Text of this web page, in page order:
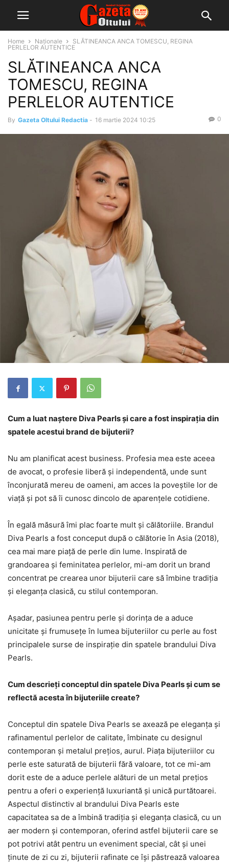
Home Naționale
SLĂTINEANCA ANCA TOMESCU, REGINA
PERLELOR AUTENTICE
SLĂTINEANCA ANCA
TOMESCU, REGINA
PERLELOR AUTENTICE
By Gazeta Oltului Redactia - 16 martie 2024 10:25 0
Cum a luat naștere Diva Pearls și care a fost inspirația din
spatele acestui brand de bijuterii?
Nu am planificat acest business. Profesia mea este aceea
de avocat, o profesie liberă și independentă, unde sunt
înconjurată mereu de oameni, am acces la poveștile lor de
viață și pot să îi cunosc dincolo de aparențele cotidiene.
În egală măsură îmi plac foarte mult și călătoriile. Brandul
Diva Pearls a fost conceput după o călătorie în Asia (2018),
cea mai mare piață de perle din lume. Inspirată de
grandoarea și feminitatea perlelor, mi-am dorit un brand
concentrat pe crearea unor bijuterii care să îmbine tradiția
și eleganța clasică, cu stilul contemporan.
Așadar, pasiunea pentru perle și dorința de a aduce
unicitate și frumusețe în lumea bijuteriilor cu perle au fost
principalele surse de inspirație din spatele brandului Diva
Pearls.
Cum descrieți conceptul din spatele Diva Pearls și cum se
reflectă acesta în bijuteriile create?
Conceptul din spatele Diva Pearls se axează pe eleganța și
rafinamentul perlelor de calitate, îmbinate cu designul
contemporan și metalul prețios, aurul. Piața bijuteriilor cu
perle este saturată de bijuterii fără valoare, tot ce mi-am
dorit este de a aduce perlele alături de un metal prețios
pentru a oferi o experiență luxuriantă și unică purtătoarei.
Aspectul distinctiv al brandului Diva Pearls este
capacitatea sa de a îmbină tradiția și eleganța clasică, cu un
aer modern și contemporan, oferind astfel bijuterii care se
pot potrivi atât pentru un eveniment special, cât și unei
ținute de zi cu zi, bijuterii rafinate ce își păstrează valoarea